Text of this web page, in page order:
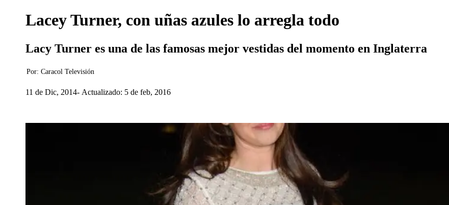
Lacey Turner, con uñas azules lo arregla todo
Lacy Turner es una de las famosas mejor vestidas del momento en Inglaterra
Por: Caracol Televisión
11 de Dic, 2014 Actualizado: 5 de feb, 2016